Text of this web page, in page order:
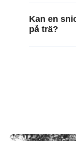
Kan en
på trä?